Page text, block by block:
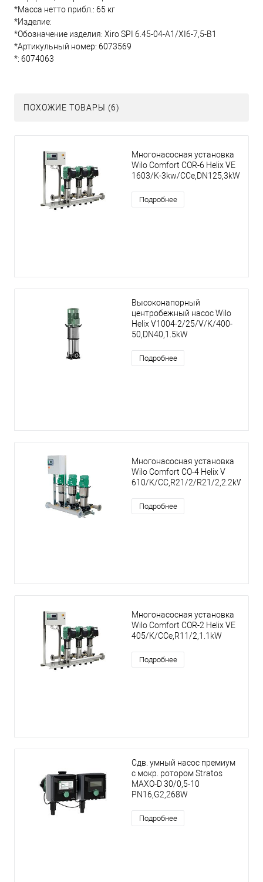
*Масса нетто прибл.: 65 кг
*Изделие:
*Обозначение изделия: Xiro SPI 6.45-04-A1/XI6-7,5-B1
*Артикульный номер: 6073569
*: 6074063
ПОХОЖИЕ ТОВАРЫ (6)
Многонасосная установка
Wilo Comfort COR-6 Helix VE
1603/K-3kw/CCe,DN125,3kW
Подробнее
Высоконапорный
центробежный насос Wilo
Helix V1004-2/25/V/K/400-
50,DN40,1.5kW
Подробнее
Многонасосная установка
Wilo Comfort CO-4 Helix V
610/K/CC,R21/2/R21/2,2.2kW
Подробнее
Многонасосная установка
Wilo Comfort COR-2 Helix VE
405/K/CCe,R11/2,1.1kW
Подробнее
Сдв. умный насос премиум
с мокр. ротором Stratos
MAXO-D 30/0,5-10
PN16,G2,268W
Подробнее